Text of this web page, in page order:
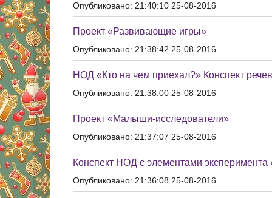
Опубликовано: 21:40:10 25-08-2016
Проект «Развивающие игры»
Опубликовано: 21:38:42 25-08-2016
НОД «Кто на чем приехал?» Конспект
Опубликовано: 21:38:00 25-08-2016
Проект «Малыши-исследователи»
Опубликовано: 21:37:07 25-08-2016
Конспект НОД с элементами эксперимента
Опубликовано: 21:36:08 25-08-2016